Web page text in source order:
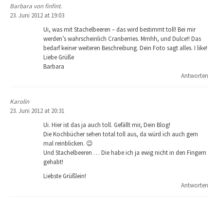
Barbara von finfint.
23. Juni 2012 at 19:03
Ui, was mit Stachelbeeren – das wird bestimmt toll! Bei mir
werden’s wahrscheinlich Cranberries. Mmhh, und Dulce!! Das
bedarf keiner weiteren Beschreibung. Dein Foto sagt alles. I like!
Liebe Grüße
Barbara
Antworten
Karolin
23. Juni 2012 at 20:31
Ui. Hier ist das ja auch toll. Gefällt mir, Dein Blog!
Die Kochbücher sehen total toll aus, da würd ich auch gern
mal reinblicken. 😉
Und Stachelbeeren … Die habe ich ja ewig nicht in den Fingern
gehabt!
Liebste Grüßlein!
Antworten